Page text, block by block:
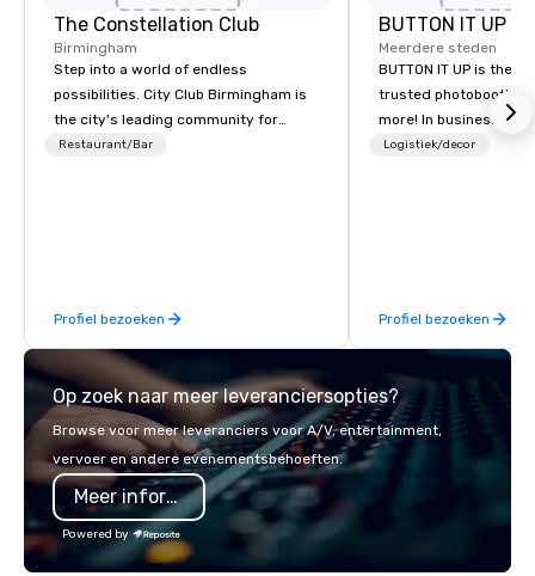
The Constellation Club
Birmingham
Step into a world of endless
possibilities. City Club Birmingham is
the city's leading community for
purpose and connection in the heart
socials while overlooking breathtaking
city views.
Restaurant/Bar
Profiel bezoeken
BUTTON IT UP
Meerdere steden
BUTTON IT UP is the
trusted photobooth
more! In business for 35+ years, we
have the largest
Logistiek/decor
Profiel bezoeken
Op zoek naar meer leveranciersopties?
Browse voor meer leveranciers voor A/V, entertainment,
vervoer en andere evenementsbehoeften.
Meer informatie
Powered by